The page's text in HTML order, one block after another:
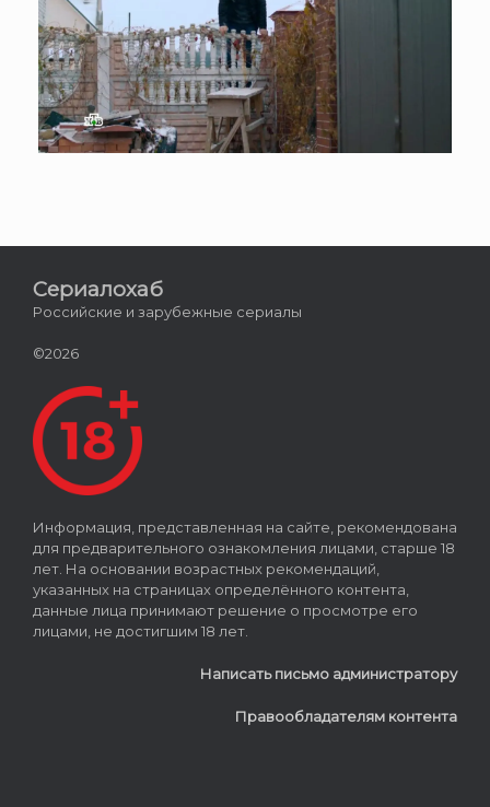
Сериалохаб
Российские и зарубежные сериалы
©2026
Информация, представленная на сайте, рекомендована
для предварительного ознакомления лицами, старше 18
лет. На основании возрастных рекомендаций,
указанных на страницах определённого контента,
данные лица принимают решение о просмотре его
лицами, не достигшим 18 лет.
Написать письмо администратору
Правообладателям контента